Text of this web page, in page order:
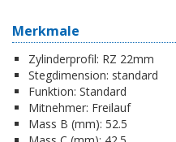
Merkmale
Zylinderprofil: RZ 22mm
Stegdimension: standard
Funktion: Standard
Mitnehmer: Freilauf
Mass B (mm): 52.5